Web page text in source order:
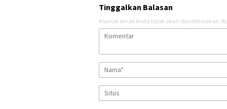
Tinggalkan Balasan
Alamat email Anda tidak akan dipublikasikan.